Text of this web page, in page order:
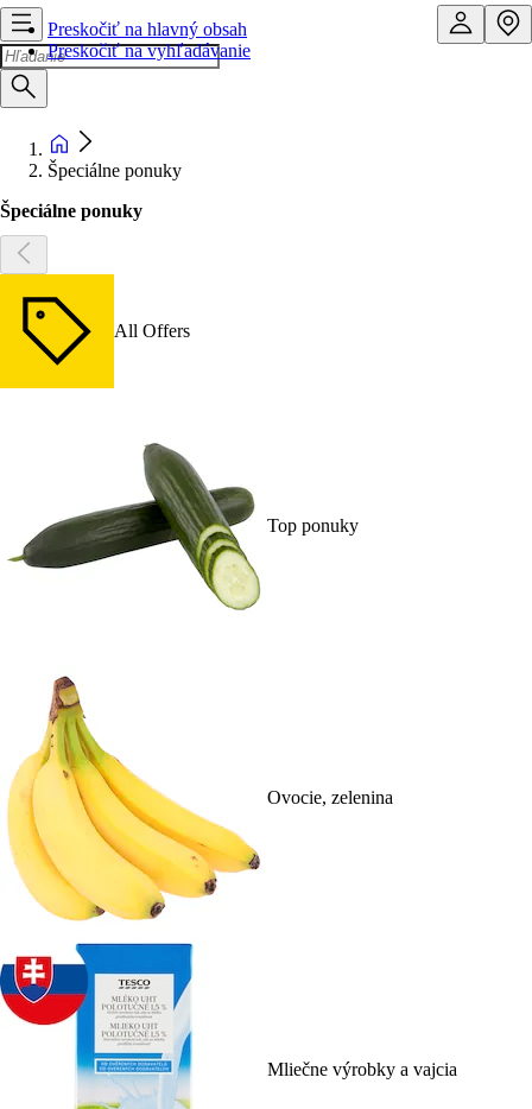
Preskočiť na hlavný obsah
Preskočiť na vyhľadávanie
Špeciálne ponuky
Špeciálne ponuky
All Offers
Top ponuky
Ovocie, zelenina
Mliečne výrobky a vajcia